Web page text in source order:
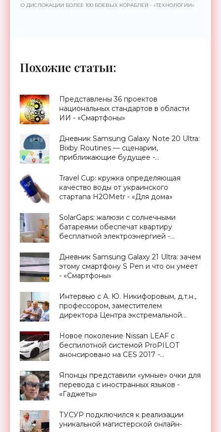
О ДИСЛОКАЦИИ БОЛЕЕ 100 БОЕВЫХ КОРАБЛЕЙ - «ТЕХНОЛОГИИ»
Похожие статьи:
Представлены 36 проектов
национальных стандартов в области
ИИ - «Смартфоны»
Дневник Samsung Galaxy Note 20 Ultra:
Bixby Routines — сценарии,
приближающие будущее -
Travel Cup: кружка определяющая
качество воды от украинского
стартапа H2OMetr - «Для дома»
SolarGaps: жалюзи с солнечными
батареями обеспечат квартиру
бесплатной электроэнергией -
Дневник Samsung Galaxy 21 Ultra: зачем
этому смартфону S Pen и что он умеет
- «Смартфоны»
Интервью с А. Ю. Никифоровым, д.т.н.,
профессором, заместителем
директора Центра экстремальной
МИФИ - «Смартфоны»
Новое поколение Nissan LEAF с
беспилотной системой ProPILOT
анонсировано на CES 2017 -
Японцы представили «умные» очки для
перевода с иностранных языков -
«Гаджеты»
ТУСУР подключился к реализации
уникальной магистерской онлайн-